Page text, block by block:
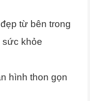
từ bên trong
sức khỏe
hình thon gọn